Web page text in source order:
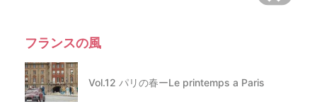
フランスの風
Vol.12 パリの春ーLe printemps a Paris